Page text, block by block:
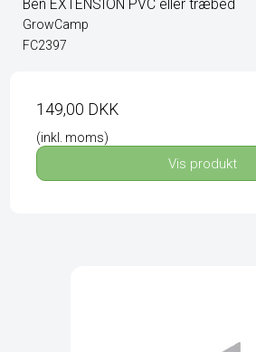
Ben EXTENSION PVC eller træbed
GrowCamp
FC2397
149,00 DKK
(inkl. moms)
Vis produkt